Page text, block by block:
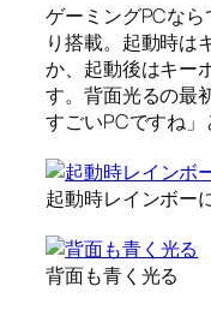
ゲーミングPCな
り搭載。起動時は
か、起動後はキー
す。背面光るの最
すごいPCですね」
起動時レインボー
背面も青く光る